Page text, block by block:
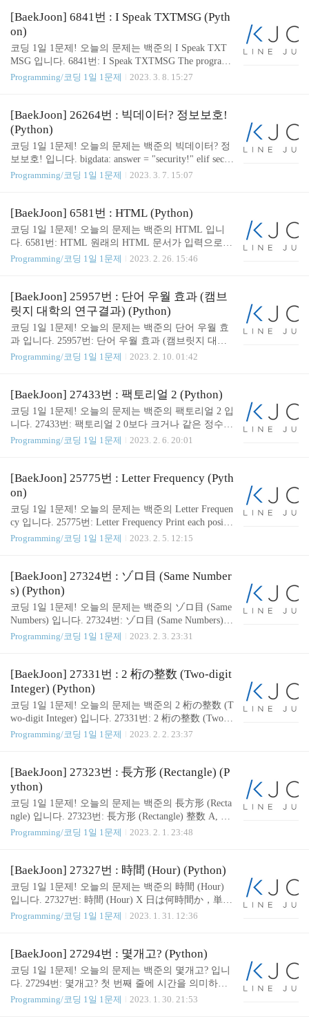
c.net 👨🏻‍💻 문제 풀이 입력받은 문자열 S의 i 번째
문자를 출력하는 문자입니다. 문자열의 인덱스는
0번부터 시작하므로 i 번째를 출력하기 위해 i-1 을
인덱스로 하여 꺼내온 문자를 출력하도록 하였습니
다. 👨🏻‍💻 코드 ( Solution ) def char_and_string(S, i):
return S[i-1] if __name__ == "__main__": S = input()
[BaekJoon] 6841번 : I Speak TXTMSG (Pyth
on)
코딩 1일 1문제! 오늘의 문제는 백준의 I Speak TXT
MSG 입니다. 6841번: I Speak TXTMSG The program
will output text immediately after each line of input. If t
r in the table, the output will be the original word. The t
ransla www.acmicpc.net 👨🏻‍💻 문제 풀이 Short Form
을 Key 로 Translation 을 Value 로 하는 Dicti..
Programming/코딩 1일 1문제 2023. 3. 8. 15:27
[BaekJoon] 26264번 : 빅데이터? 정보보호!
(Python)
코딩 1일 1문제! 오늘의 문제는 백준의 빅데이터? 정
보보호! 입니다. bigdata: answer = "security!" elif secur
ity < bigdata: answer = "bigdata?" 같으면 bigdata? secur
👨🏻‍💻 코드 ( Solution ) def bigdata_or_sercurity(N, st
udent_list): answer = "bigdata? security!" idx = 0 securit
y, bigdata = 0, 0 for _ in range(N): if student_list[idx] =
Programming/코딩 1일 1문제 2023. 3. 7. 15:07
[BaekJoon] 6581번 : HTML (Python)
코딩 1일 1문제! 오늘의 문제는 백준의 HTML 입니
다. 6581번: HTML 원래의 HTML 문서가 입력으로
주어진다. 이 텍스트는 단어와 HTML 태그들로 이루
자, 또는 www.acmicpc.net 👨🏻‍💻 문제 풀이 1. HTML
텍스트 입력 받기 original_html_text = [] while True: tr
y: html_line = input() original_html_text.append(html_li
ne) except EOFError: break original_html_text = "\n".jo
in(original_html_text) 먼저 while 반복문과 EOF Error
..
Programming/코딩 1일 1문제 2023. 2. 26. 15:46
[BaekJoon] 25957번 : 단어 우월 효과 (캠브
릿지 대학의 연구결과) (Python)
코딩 1일 1문제! 오늘의 문제는 백준의 단어 우월 효
과 입니다. 25957번: 단어 우월 효과 (캠브릿지 대학
의 연구결과) 첫째 줄에는 원래 문장에 쓰인 단어의
이는 $1$ 이상 $8$ 이하이다. 중복된 단어는 주어지
지 않으 www.acmicpc.net 👨🏻‍💻 문제 풀이 1. 입력
받은 N개의 정상적인 단어를 각 단어별 특정한 조건
generator(word): key = word if len(word) > 2: key = "-
Programming/코딩 1일 1문제 2023. 2. 10. 01:42
[BaekJoon] 27433번 : 팩토리얼 2 (Python)
코딩 1일 1문제! 오늘의 문제는 백준의 팩토리얼 2 입
니다. 27433번: 팩토리얼 2 0보다 크거나 같은 정수 N
이 주어진다. 이때, N!을 출력하는 프로그램을 작성
니다. 👨🏻‍💻 코드 ( Solution ) import math def factoria
l_2(N): return math.factorial(N) if __name__ == "__mai
n__": N = int(input()) print(factorial_2(N=N)) GitHub -
SOMJANG/CODINGTEST_PRACTICE: 1일 1문제 sin
ce 2020.02.07 1일 1문제 since 2020.0..
Programming/코딩 1일 1문제 2023. 2. 6. 20:01
[BaekJoon] 25775번 : Letter Frequency (Pyth
on)
코딩 1일 1문제! 오늘의 문제는 백준의 Letter Frequen
cy 입니다. 25775번: Letter Frequency Print each positio
n and the letter(s) that occur the most in that position, fo
owed by a colon (‘:’), followed by a space, followed by
a le www.acmicpc.net 👨🏻‍💻 문제 풀이 1. 여러 문자
열의 각 위치에 존재하는 알파벳 빈도수를 계산하여
저장하는 diction..
Programming/코딩 1일 1문제 2023. 2. 5. 12:15
[BaekJoon] 27324번 : ゾロ目 (Same Number
s) (Python)
코딩 1일 1문제! 오늘의 문제는 백준의 ゾロ目 (Same
Numbers) 입니다. 27324번: ゾロ目 (Same Numbers) N
の十の位の数字と一の位の数字が同じである場合は
eturn int(N // 10 == N % 10) if __name__ == "__main_
_": N = int(input()) print(same_numbers(N=N)) GitHub
- SOMJANG/CODINGTEST_PRACTICE: 1일 1문제 si
nce 2020.02.07 1일 1문제 since 2020.02.07. Contribute
to SOMJANG/CODINGTEST..
Programming/코딩 1일 1문제 2023. 2. 3. 23:31
[BaekJoon] 27331번 : 2 桁の整数 (Two-digit
Integer) (Python)
코딩 1일 1문제! 오늘의 문제는 백준의 2 桁の整数 (T
wo-digit Integer) 입니다. 27331번: 2 桁の整数 (Two-d
igit Integer) 2 つの数字 A, B が与えられる． 十の位
def two_digit_integer(A, B): return f"{A}{B}" if __nam
e__ == "__main__": A = int(input()) B = int(input()) pri
nt(two_digit_integer(A=A, B=B)) GitHub - SOMJANG/
CODINGTEST_PRACTICE: 1일 1문제 since 2020.02.
07 1일 1문제 sin..
Programming/코딩 1일 1문제 2023. 2. 2. 23:37
[BaekJoon] 27323번 : 長方形 (Rectangle) (P
ython)
코딩 1일 1문제! 오늘의 문제는 백준의 長方形 (Recta
ngle) 입니다. 27323번: 長方形 (Rectangle) 整数 A, B
が与えられる．縦の辺の長さが A cm，横の辺の長
on ) def rectangle(A, B): return A * B if __name__ ==
"__main__": A = int(input()) B = int(input()) print(recta
ngle(A=A, B=B)) GitHub - SOMJANG/CODINGTEST
_PRACTICE: 1일 1문제 since 2020.02.07 1일 1문제 si
nce 2020.02.07. Contribute to S..
Programming/코딩 1일 1문제 2023. 2. 1. 23:48
[BaekJoon] 27327번 : 時間 (Hour) (Python)
코딩 1일 1문제! 오늘의 문제는 백준의 時間 (Hour)
입니다. 27327번: 時間 (Hour) X 日は何時間か，単位
(時間) を省いて出力せよ． www.acmicpc.net 👨🏻‍💻
Hub - SOMJANG/CODINGTEST_PRACTICE: 1일 1문
제 since 2020.02.07 1일 1문제 since 2020.02.07. Contri
bute to SOMJANG/CODINGTEST_PRACTICE develop
Programming/코딩 1일 1문제 2023. 1. 31. 12:36
[BaekJoon] 27294번 : 몇개고? (Python)
코딩 1일 1문제! 오늘의 문제는 백준의 몇개고? 입니
다. 27294번: 몇개고? 첫 번째 줄에 시간을 의미하는
정수 $T$ ($0 \le T \le 23$)와 술의 유무를 의미하는
Programming/코딩 1일 1문제 2023. 1. 30. 21:53